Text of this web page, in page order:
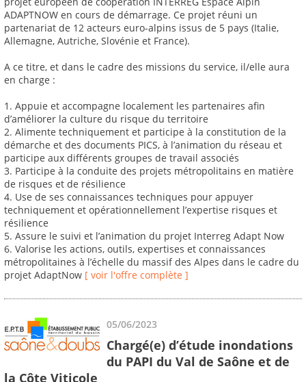
ADAPTNOW en cours de démarrage. Ce projet réuni un
partenariat de 12 acteurs euro-alpins issus de 5 pays (Italie,
Allemagne, Autriche, Slovénie et France).
A ce titre, et dans le cadre des missions du service, il/elle aura
en charge :
1. Appuie et accompagne localement les partenaires afin
d’améliorer la culture du risque du territoire
2. Alimente techniquement et participe à la constitution de la
démarche et des documents PICS, à l’animation du réseau et
participe aux différents groupes de travail associés
3. Participe à la conduite des projets métropolitains en matière
de risques et de résilience
4. Use de ses connaissances techniques pour appuyer
techniquement et opérationnellement l’expertise risques et
résilience
5. Assure le suivi et l’animation du projet Interreg Adapt Now
6. Valorise les actions, outils, expertises et connaissances
métropolitaines à l’échelle du massif des Alpes dans le cadre du
projet AdaptNow [ voir l'offre complète ]
05/06/2023
Chargé(e) d’étude inondations
du PAPI du Val de Saône et de
la Côte Viticole